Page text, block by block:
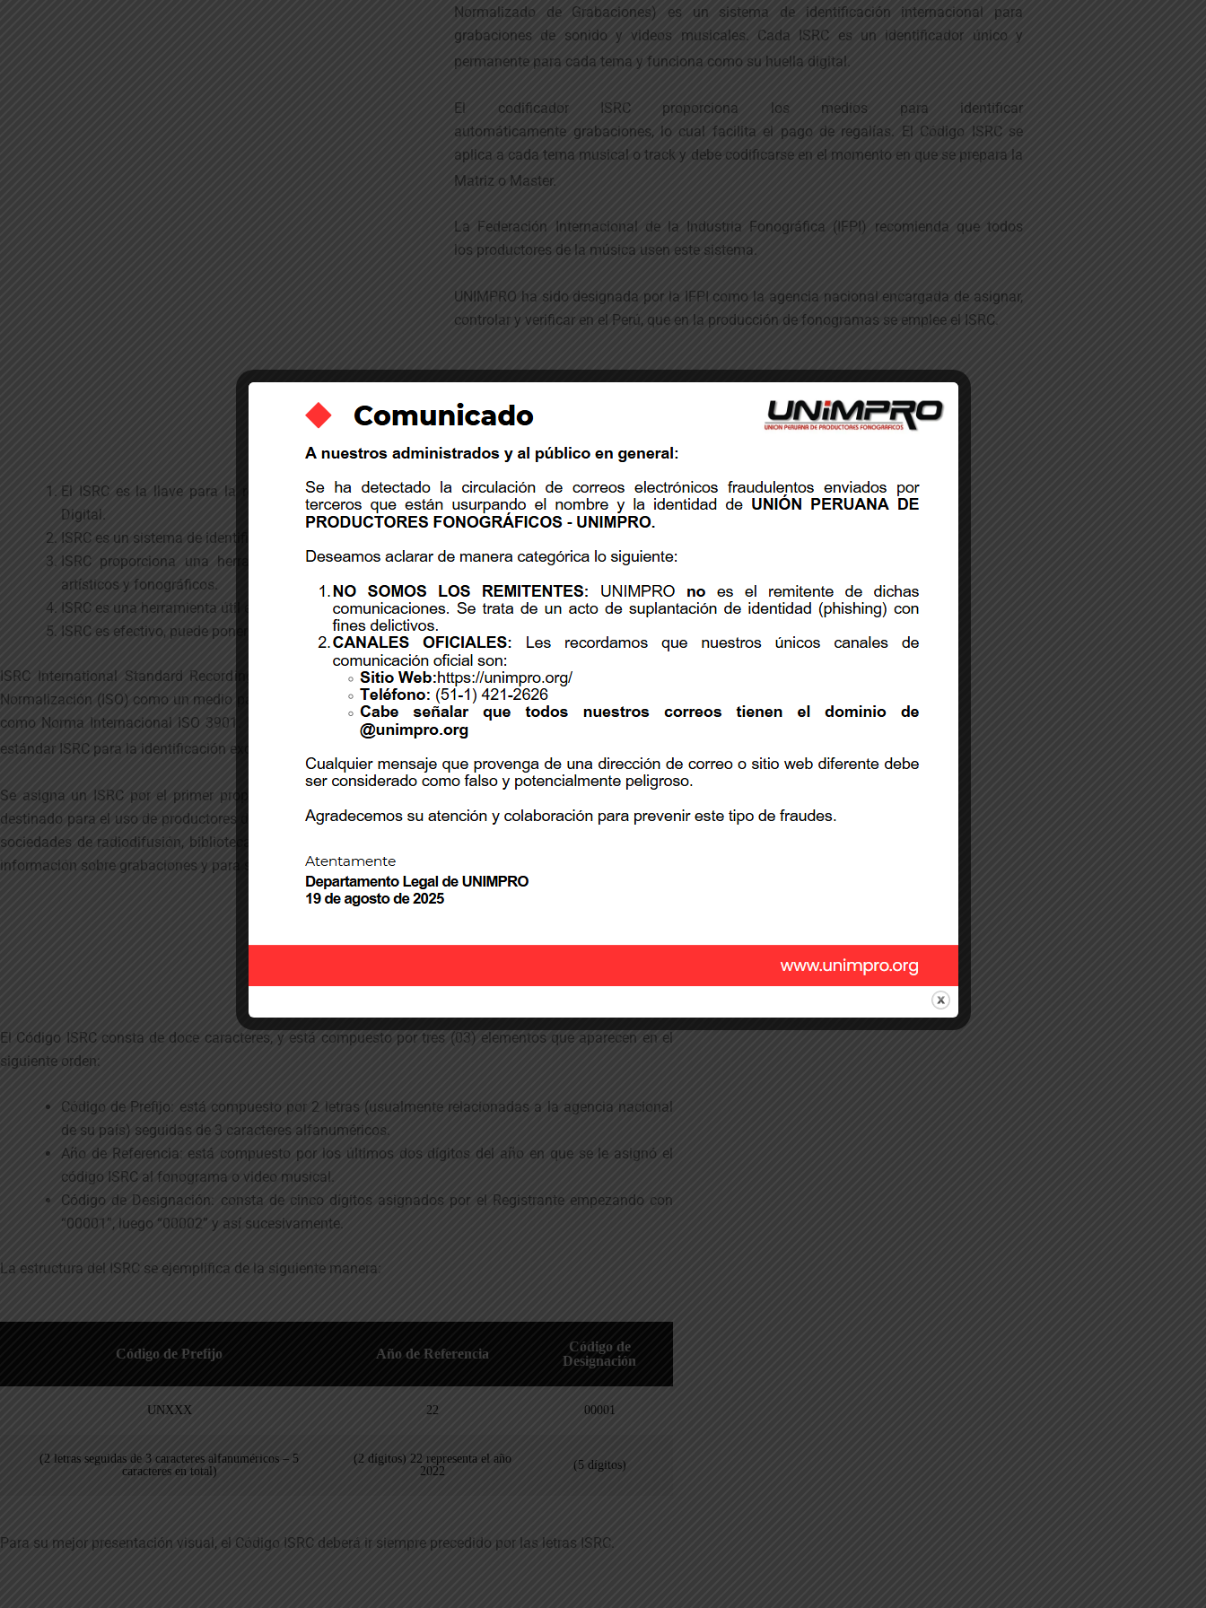
Normalizado de Grabaciones) es un sistema de identificación internacional para
grabaciones de sonido y videos musicales. Cada ISRC es un identificador único y
permanente para cada tema y funciona como su huella digital.
El codificador ISRC proporciona los medios para identificar
automáticamente grabaciones, lo cual facilita el pago de regalías. El Código ISRC se
aplica a cada tema musical o track y debe codificarse en el momento en que se prepara la
Matriz o Master.
La Federación Internacional de la Industria Fonográfica (IFPI) recomienda que todos
los productores de la música usen este sistema.
UNIMPRO ha sido designada por la IFPI como la agencia nacional encargada de asignar,
controlar y verificar en el Perú, que en la producción de fonogramas se emplee el ISRC.
Beneficios
El ISRC es la llave para la recolección de regalías por grabaciones en la Era de Información
Digital.
ISRC es un sistema de identificación internacional, única y confiable.
ISRC proporciona una herramienta única con el propósito de administración de derechos
artísticos y fonográficos.
ISRC es una herramienta útil en la identificación de la distribución electrónica de la música.
ISRC es efectivo, puede ponerse en operación sin requerir invertir en equipos y tecnología.
ISRC International Standard Recording Code fue desarrollado por el Organismo Internacional para la
Normalización (ISO) como un medio para identificar grabaciones (de sonido y audiovisuales) y se conoce
como Norma Internacional ISO 3901. El objetivo de esta norma es definir y promover el uso del código
estándar ISRC para la identificación exclusiva de grabaciones.
Se asigna un ISRC por el primer propietario de los derechos de una grabación durante su vida y está
destinado para el uso de productores de fonogramas así como para organismos de propiedad intelectual,
sociedades de radiodifusión, bibliotecas, etc. Fue desarrollado con objeto de facilitar el intercambio y la
información sobre grabaciones y para simplificar la administración.
El Código ISRC consta de doce caracteres, y está compuesto por tres (03) elementos que aparecen en el
siguiente orden:
Código de Prefijo: está compuesto por 2 letras (usualmente relacionadas a la agencia nacional
de su país) seguidas de 3 caracteres alfanuméricos.
Año de Referencia: está compuesto por los últimos dos dígitos del año en que se le asignó el
código ISRC al fonograma o video musical.
Código de Designación: consta de cinco dígitos asignados por el Registrante empezando con
“00001”, luego “00002” y así sucesivamente.
La estructura del ISRC se ejemplifica de la siguiente manera:
Código de Prefijo Año de Referencia
Código de
Designación
UNXXX 22 00001
(2 letras seguidas de 3 caracteres alfanuméricos – 5
caracteres en total)
(2 dígitos) 22 representa el año
2022
(5 dígitos)
Para su mejor presentación visual, el Código ISRC deberá ir siempre precedido por las letras ISRC.